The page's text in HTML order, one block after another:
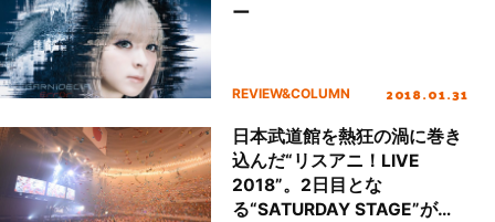
ー
REVIEW&COLUMN 2018.01.31
日本武道館を熱狂の渦に巻き
込んだ“リスアニ！LIVE
2018”。2日目とな
る“SATURDAY STAGE”が大